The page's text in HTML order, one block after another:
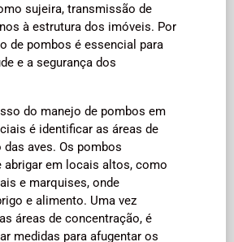
sujeira, transmissão de
à estrutura dos imóveis. Por
de pombos é essencial para
e a segurança dos
do manejo de pombos em
é identificar as áreas de
aves. Os pombos
abrigar em locais altos, como
e marquises, onde
e alimento. Uma vez
áreas de concentração, é
medidas para afugentar os